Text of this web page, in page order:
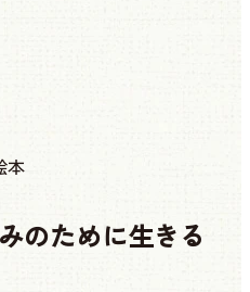
本
のために生きる